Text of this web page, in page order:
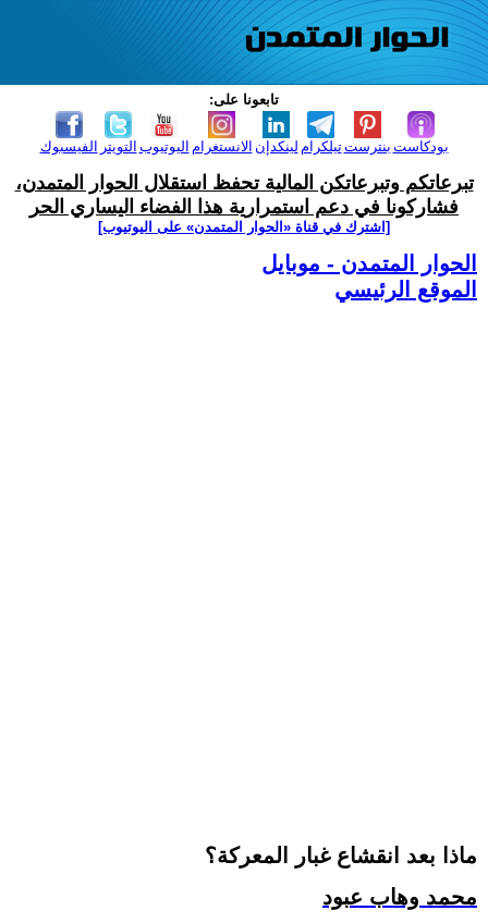
تابعونا على:
الفيسبوك التويتر اليوتيوب الانستغرام لينكدإن تيلكرامبنترست بودكاست
تبرعاتكم وتبرعاتكن المالية تحفظ استقلال الحوار المتمدن،
فشاركونا في دعم استمرارية هذا الفضاء اليساري الحر
[اشترك في قناة ‫«الحوار المتمدن» على اليوتيوب]
الحوار المتمدن - موبايل
الموقع الرئيسي
ماذا بعد انقشاع غبار المعركة؟
محمد وهاب عبود